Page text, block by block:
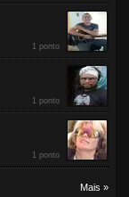
1 ponto
1 ponto
1 ponto
Mais »